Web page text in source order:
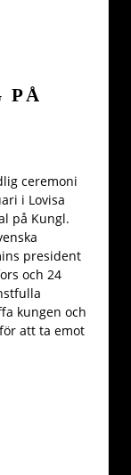
PÅ
ceremoni
i Lovisa
på Kungl.
president
och 24
kungen och
att ta emot